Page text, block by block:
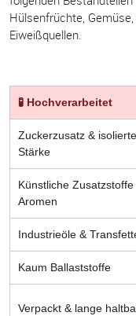
Hülsenfrüchte,
Eiweißquellen.
🧪 Hochverarbeitet
Zuckerzusatz & isolierte
Stärke
Künstliche Zusatzstoffe
Aromen
Industrieöle &
Kaum Ballaststoffe
Verpackt & lange